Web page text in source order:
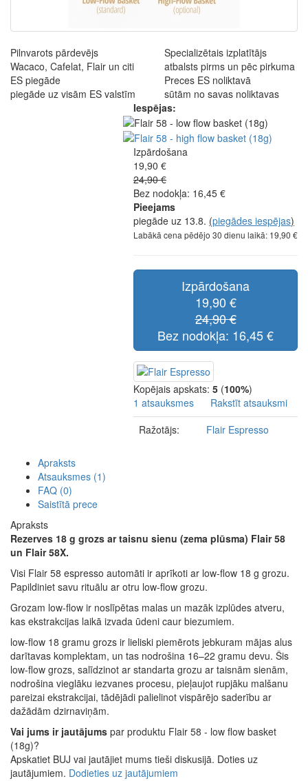
Pilnvarots pārdevējs
Wacaco, Cafelat, Flair un citi
Specializētais izplatītājs
atbalsts pirms un pēc pirkuma
ES piegāde
piegāde uz visām ES valstīm
Preces ES noliktavā
sūtām no savas noliktavas
Iespējas:
Izpārdošana
19,90 €
24,90 €
Bez nodokļa: 16,45 €
Pieejams
piegāde uz 13.8. (piegādes iespējas)
Labākā cena pēdējo 30 dienu laikā: 19,90 €
Izpārdošana
19,90 €
24,90 €
Bez nodokļa: 16,45 €
Kopējais apskats: 5 (100%)
1 atsauksmes
Rakstīt atsauksmi
Ražotājs:
Flair Espresso
Apraksts
Atsauksmes (1)
FAQ (0)
Saistītā prece
Apraksts
Rezerves 18 g grozs ar taisnu sienu (zema plūsma) Flair 58
un Flair 58X.
Visi Flair 58 espresso automāti ir aprīkoti ar low-flow 18 g grozu.
Papildiniet savu rituālu ar otru low-flow grozu.
Grozam low-flow ir noslīpētas malas un mazāk izplūdes atveru,
kas ekstrakcijas laikā izvada ūdeni caur biezumiem.
low-flow 18 gramu grozs ir lieliski piemērots jebkuram mājas alus
darītavas komplektam, un tas nodrošina 16–22 gramu devu. Šis
low-flow grozs, salīdzinot ar standarta grozu ar taisnām sienām,
nodrošina vieglāku iezvanes procesu, pieļaujot rupjāku malšanu
pareizai ekstrakcijai, tādējādi palielinot vispārējo saderību ar
dažādām dzirnaviņām.
Vai jums ir jautājums par produktu Flair 58 - low flow basket
(18g)?
Apskatiet BUJ vai jautājiet mums tieši diskusijā. Doties uz
jautājumiem. Dodieties uz jautājumiem